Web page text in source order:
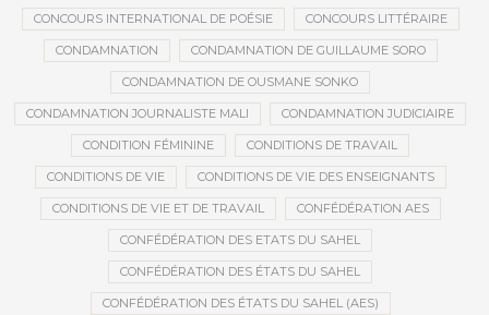
CONCOURS INTERNATIONAL DE POÉSIE CONCOURS LITTÉRAIRE
CONDAMNATION CONDAMNATION DE GUILLAUME SORO
CONDAMNATION DE OUSMANE SONKO
CONDAMNATION JOURNALISTE MALI CONDAMNATION JUDICIAIRE
CONDITION FÉMININE CONDITIONS DE TRAVAIL
CONDITIONS DE VIE CONDITIONS DE VIE DES ENSEIGNANTS
CONDITIONS DE VIE ET DE TRAVAIL CONFÉDÉRATION AES
CONFÉDÉRATION DES ETATS DU SAHEL
CONFÉDÉRATION DES ÉTATS DU SAHEL
CONFÉDÉRATION DES ÉTATS DU SAHEL (AES)